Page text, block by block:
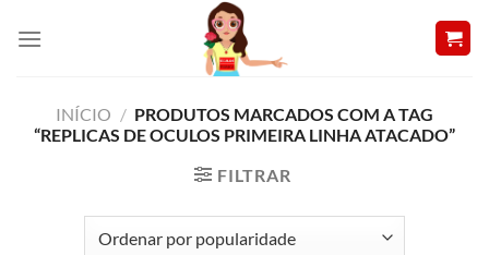
INÍCIO / PRODUTOS MARCADOS COM A TAG
“REPLICAS DE OCULOS PRIMEIRA LINHA ATACADO”
FILTRAR